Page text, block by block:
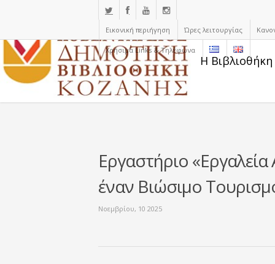
Εικονική περιήγηση Ώρες λειτουργίας
Χρήσιμα Links & Τηλέφωνα
Η
Εργαστήριο
έναν Βιώσιμο
Νοεμβρίου, 10 2025